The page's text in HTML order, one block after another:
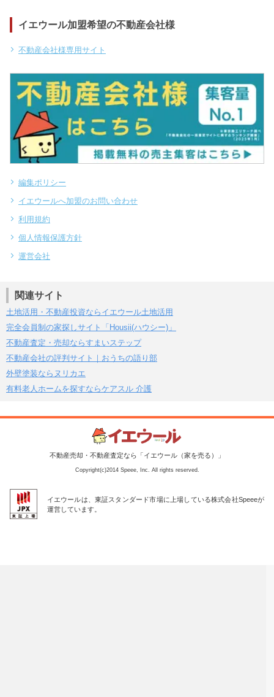
イエウール加盟希望の不動産会社様
不動産会社様専用サイト
編集ポリシー
イエウールへ加盟のお問い合わせ
利用規約
個人情報保護方針
運営会社
関連サイト
土地活用・不動産投資ならイエウール土地活用
完全会員制の家探しサイト「Housii(ハウシー)」
不動産査定・売却ならすまいステップ
不動産会社の評判サイト｜おうちの語り部
外壁塗装ならヌリカエ
有料老人ホームを探すならケアスル 介護
不動産売却・不動産査定なら「イエウール（家を売る）」
Copyright(c)2014 Speee, Inc. All rights reserved.
イエウールは、東証スタンダード市場に上場している株式会社Speeeが
運営しています。